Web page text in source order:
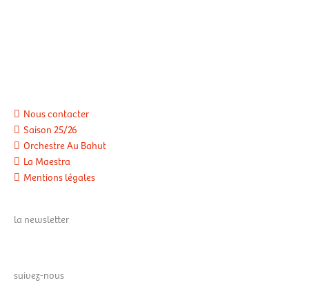
Nous contacter
Saison 25/26
Orchestre Au Bahut
La Maestra
Mentions légales
la newsletter
suivez-nous